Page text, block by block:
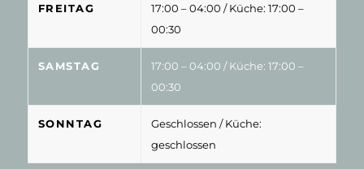
FREITAG 17:00 – 04:00 / Küche: 17:00 –
00:30
SAMSTAG 17:00 – 04:00 / Küche: 17:00 –
00:30
SONNTAG Geschlossen / Küche:
geschlossen